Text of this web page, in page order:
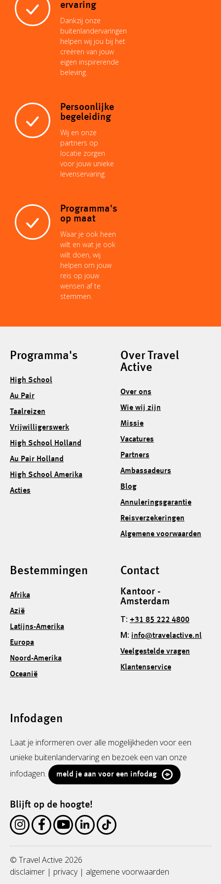
p
p
ervaring
Dankzij onze
buitenlandervaringen
helpen wij jou bij het
creëren van jouw
eigen inspirerende
beleving.
Persoonlijke
begeleiding
Wij en onze
partners op
locatie zorgen
voor jouw unieke
levenservaring.
Programma's
op maat
Waar je ook heen
wilt en wat je ook
wilt doen, wij
helpen om jouw
reis op jouw
wensen af te
stemmen.
Programma's
High School
Au Pair
Taalreizen
Vrijwilligerswerk
High School Holland
Au Pair Holland
High School Amerika
Acties
Over Travel
Active
Over ons
Wie wij zijn
Missie
Vacatures
Partners
Ambassadeurs
Blog
Annuleringsgarantie
Reisverzekeringen
Algemene voorwaarden
Bestemmingen
Afrika
Azië
Latijns-Amerika
Europa
Noord-Amerika
Oceanië
Contact
Kantoor -
Amsterdam
T: +31 85 222 4800
M: info@travelactive.nl
Veelgestelde vragen
Klantenservice
Infodagen
Laat je informeren over alle mogelijkheden voor een
unieke buitenlandervaring en bezoek een van onze
infodagen.
meld je aan voor een infodag
Blijft op de hoogte!
© Travel Active 2026
disclaimer | privacy| algemene voorwaarden